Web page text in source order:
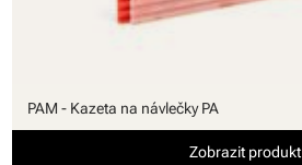
PAM - Kazeta na návlečky PA
Zobrazit produkt